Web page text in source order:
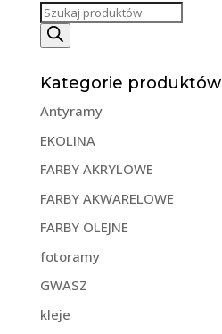
Wyszukiwarka
produktów
Kategorie produktów
Antyramy
EKOLINA
FARBY AKRYLOWE
FARBY AKWARELOWE
FARBY OLEJNE
fotoramy
GWASZ
kleje